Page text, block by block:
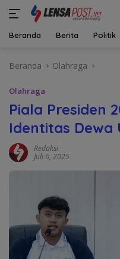
Beranda Berita Politik
Beranda Olahraga
Olahraga
Piala Presiden
Identitas Dewa
Redaksi
Juli 6, 2025